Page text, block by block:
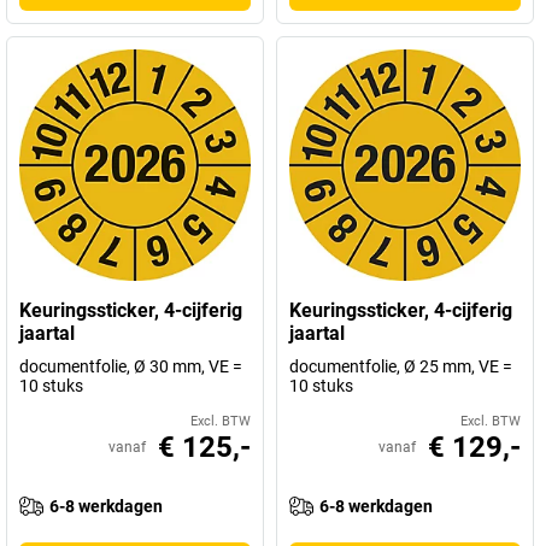
Keuringssticker, 4-cijferig
jaartal
documentfolie, Ø 30 mm, VE =
10 stuks
Excl. BTW
vanaf € 125,-
6-8 werkdagen
Keuringssticker, 4-cijferig
jaartal
documentfolie, Ø 25 mm, VE =
10 stuks
Excl. BTW
vanaf € 129,-
6-8 werkdagen